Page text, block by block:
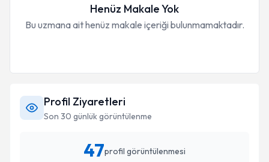
Henüz Makale Yok
Bu uzmana ait henüz makale içeriği bulunmamaktadır.
Profil Ziyaretleri
Son 30 günlük görüntülenme
47profil görüntülenmesi